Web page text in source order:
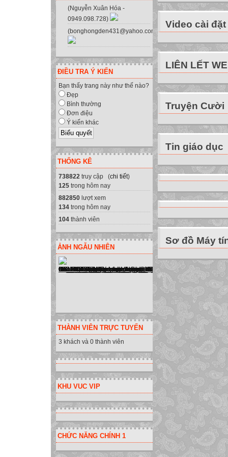
(Nguyễn Xuân Hóa -
0949.098.728)
(bonghongden431@yahoo.com.vn)
ĐIỀU TRA Ý KIẾN
Bạn thấy trang này như thế nào?
Đẹp
Bình thường
Đơn điệu
Ý kiến khác
THỐNG KÊ
738822 truy cập (chi tiết)
125 trong hôm nay
882850 lượt xem
134 trong hôm nay
104 thành viên
ẢNH NGẪU NHIÊN
THÀNH VIÊN TRỰC TUYẾN
3 khách và 0 thành viên
KHU VUC VIP
CHỨC NĂNG CHÍNH 1
III. Nội dung:
Nhà trường tiến
gian nghỉ tết đán
- Căn cứ kế
- Căn cứ vào
Nay trường
cơ sở vật chất
Bên bàn giao:
stt
Tên tài sản
Số lượng
Ghi chú

1
Video cài đặt
LIÊN LẾT
Truyện Cười
Tin giáo dục
Sơ đồ Máy